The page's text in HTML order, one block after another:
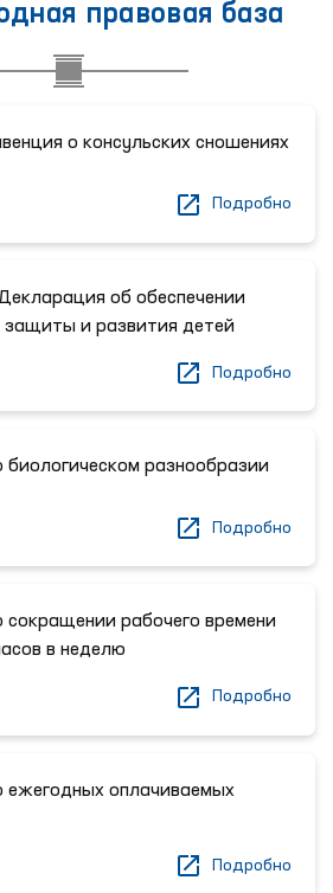
правовая база
о консульских сношениях
Подробно
об обеспечении
и развития детей
Подробно
биологическом разнообразии
Подробно
сокращении рабочего времени
в неделю
Подробно
ежегодных оплачиваемых
Подробно